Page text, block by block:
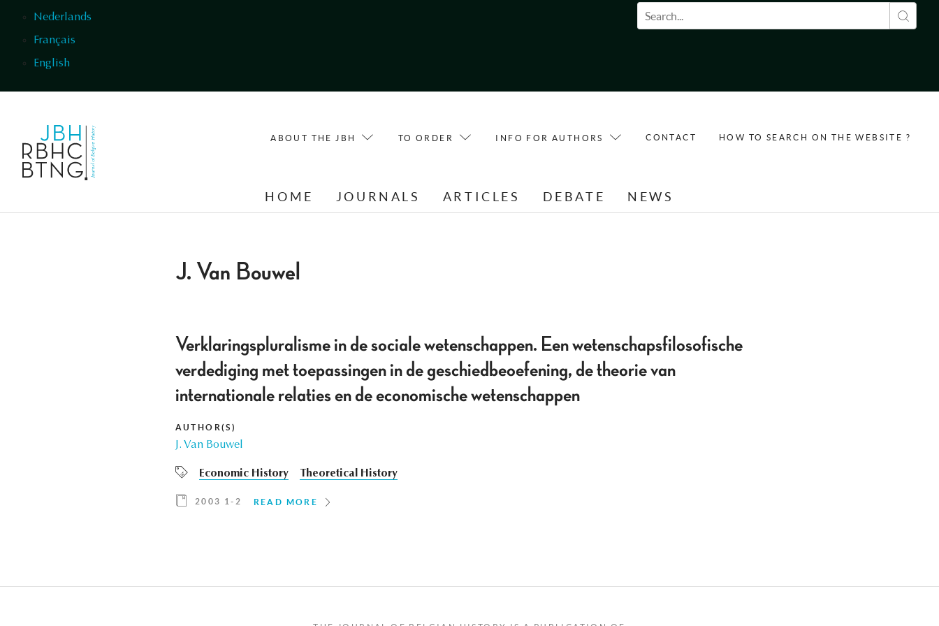
Nederlands
Français
English
Search form
ABOUT THE JBH TO ORDER INFO FOR AUTHORS CONTACT HOW TO SEARCH ON THE WEBSITE ?
HOME JOURNALS ARTICLES DEBATE NEWS
J. Van Bouwel
Verklaringspluralisme in de sociale wetenschappen. Een wetenschapsfilosofische
verdediging met toepassingen in de geschiedbeoefening, de theorie van
internationale relaties en de economische wetenschappen
AUTHOR(S)
J. Van Bouwel
Economic History Theoretical History
2003 1-2 READ MORE